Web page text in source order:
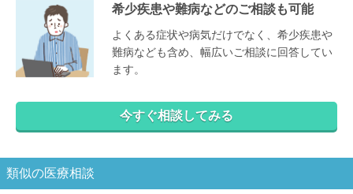
希少疾患や難病などのご相談も可能
よくある症状や病気だけでなく、希少疾患や
難病なども含め、幅広いご相談に回答してい
ます。
今すぐ相談してみる
類似の医療相談